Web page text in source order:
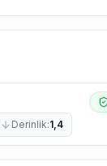
Derinlik:1,4